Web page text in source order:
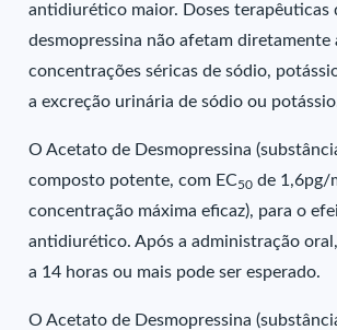
antidiurético maior. Doses terapêuticas
desmopressina não afetam diretamente
concentrações séricas de sódio,
a excreção urinária de sódio ou
O Acetato de Desmopressina
composto potente, com EC50 de 1,6pg/
concentração máxima eficaz), para o
antidiurético. Após a administração
a 14 horas ou mais pode ser esperado.
O Acetato de Desmopressina